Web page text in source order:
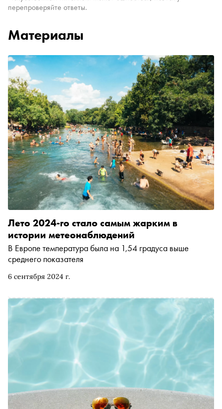
перепроверяйте ответы.
Материалы
6 сентября 2024 г.
Лето 2024-го стало самым жарким в
истории метеонаблюдений
В Европе температура была на 1,54 градуса выше
среднего показателя